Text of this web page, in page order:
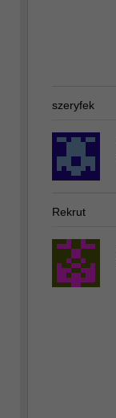
szeryfek
Rekrut